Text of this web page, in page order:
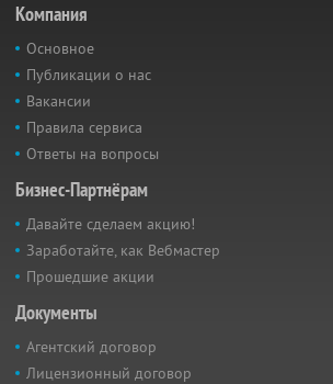
Компания
Основное
Публикации о нас
Вакансии
Правила сервиса
Ответы на вопросы
Бизнес-Партнёрам
Давайте сделаем акцию!
Заработайте, как Вебмастер
Прошедшие акции
Документы
Агентский договор
Лицензионный договор